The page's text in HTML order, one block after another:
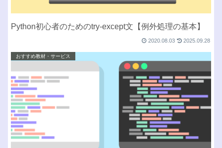
Python初心者のためのtry-except文【例外処理の基本】
2020.08.03 2025.09.28
おすすめ教材・サービス